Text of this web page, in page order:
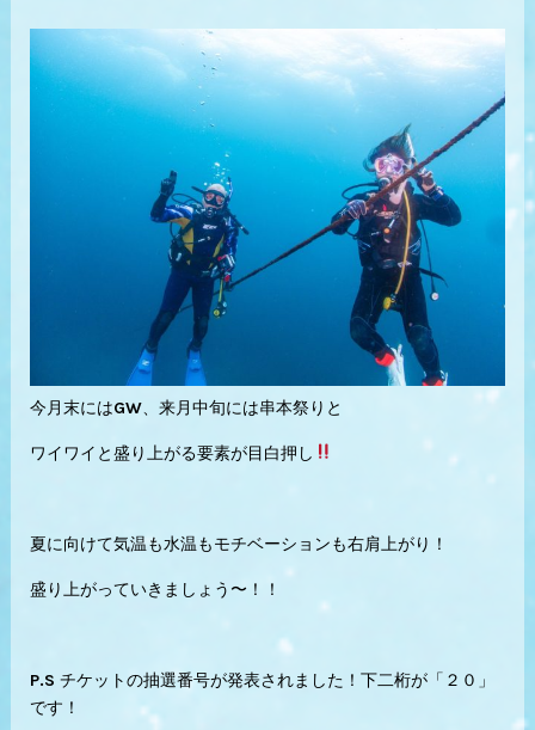
今月末にはGW、来月中旬には串本祭りと
ワイワイと盛り上がる要素が目白押し
夏に向けて気温も水温もモチベーションも右肩上がり！
盛り上がっていきましょう〜！！
P.S チケットの抽選番号が発表されました！下二桁が「２０」
です！